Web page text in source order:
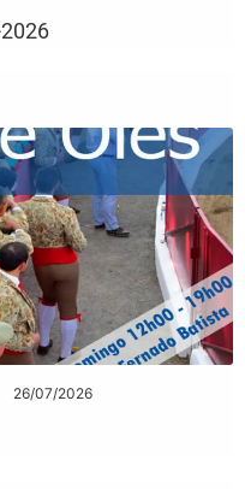
26/07/2026